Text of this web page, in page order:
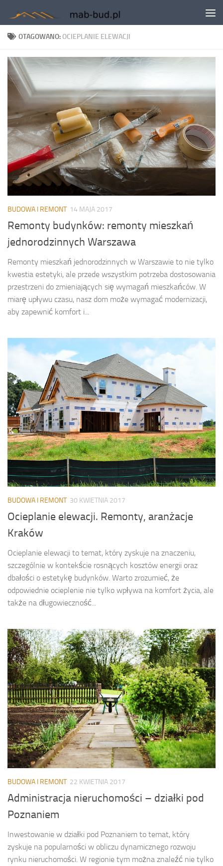
Skip to content
OTAGOWANO:OCIEPLANIE ELEWACJI
BUDOWA I REMONT 14 MAJA 2017
Remonty budynków: remonty mieszkań
jednorodzinnych Warszawa
Remonty mieszkań jednorodzinnych w Warszawie to nie tylko
kwestia estetyki, ale przede wszystkim potrzeba dostosowania
przestrzeni do zmieniających się wymagań mieszkańców. W
miarę upływu czasu, nasz dom może wymagać modernizacji,
aby zapewnić komfort i...
BUDOWA I REMONT 30 KWIETNIA 2017
Ocieplanie elewacji. Remonty, aranżacje
Kraków
Ocieplanie elewacji to temat, który zyskuje na znaczeniu,
szczególnie w kontekście rosnących kosztów energii oraz
dbałości o estetykę budynków. Warto zrozumieć, że
odpowiednie ocieplenie nie tylko wpływa na komfort życia, ale
także na długowieczność...
BUDOWA I REMONT 22 KWIETNIA 2017
Administracja nieruchomości – działki pod
Poznaniem
Inwestowanie w działki pod Poznaniem to temat, który
zyskuje na popularności w obliczu dynamicznego rozwoju
rynku nieruchomości. W regionie tym można znaleźć nie tylko